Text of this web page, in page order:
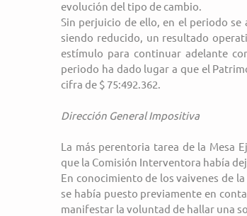
evolución del tipo de cambio.
Sin perjuicio de ello, en el periodo
siendo reducido, un resultado
estímulo para continuar adelante
periodo ha dado lugar a que el
cifra de $ 75:492.362.
Dirección General Impositiva
La más perentoria tarea de la Mesa
que la Comisión Interventora había
En conocimiento de los vaivenes de
se había puesto previamente en
manifestar la voluntad de hallar una